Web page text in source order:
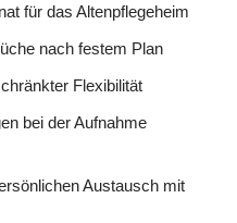
für das Altenpflegeheim
nach festem Plan
Flexibilität
bei der Aufnahme
Austausch mit